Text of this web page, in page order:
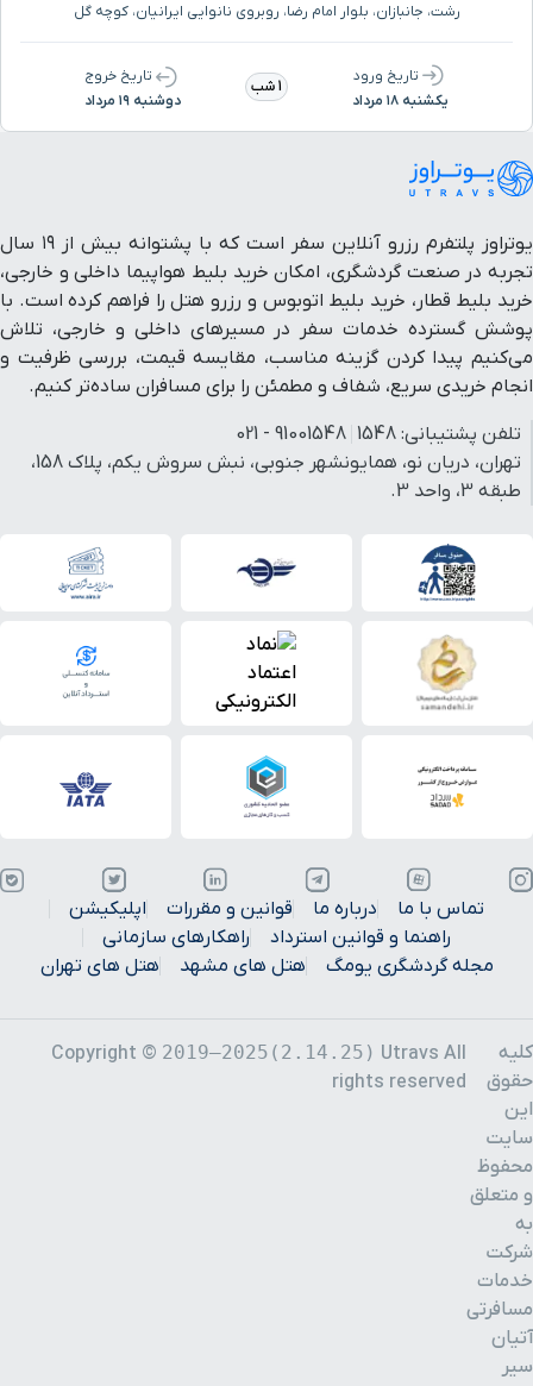
رشت، جانبازان، بلوار امام رضا، روبروی نانوایی ایرانیان، کوچه گل
تاریخ ورود
یکشنبه ۱۸ مرداد
1 شب
تاریخ خروج
دوشنبه ۱۹ مرداد
یوتراوز پلتفرم رزرو آنلاین سفر است که با پشتوانه بیش از ۱۹ سال
تجربه در صنعت گردشگری، امکان خرید بلیط هواپیما داخلی و خارجی،
خرید بلیط قطار، خرید بلیط اتوبوس و رزرو هتل را فراهم کرده است. با
پوشش گسترده خدمات سفر در مسیرهای داخلی و خارجی، تلاش
می‌کنیم پیدا کردن گزینه مناسب، مقایسه قیمت، بررسی ظرفیت و
انجام خریدی سریع، شفاف و مطمئن را برای مسافران ساده‌تر کنیم.
تلفن پشتیبانی: 1548
91001548 - 021
تهران، دریان نو، همایونشهر جنوبی، نبش سروش یکم، پلاک 158،
طبقه 3، واحد 3.
تماس با ما درباره ما قوانین و مقررات
اپلیکیشن
راهنما و قوانین استرداد
راهکارهای سازمانی
مجله گردشگری یومگ
هتل های مشهد هتل های تهران
کلیه
حقوق
این
سایت
محفوظ
و متعلق
به
شرکت
خدمات
مسافرتی
آتیان
سیر
Copyright © 2019–2025(2.14.25) Utravs All
rights reserved